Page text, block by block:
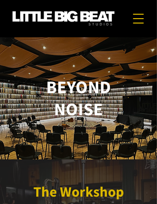
BEYOND
NOISE
The Workshop